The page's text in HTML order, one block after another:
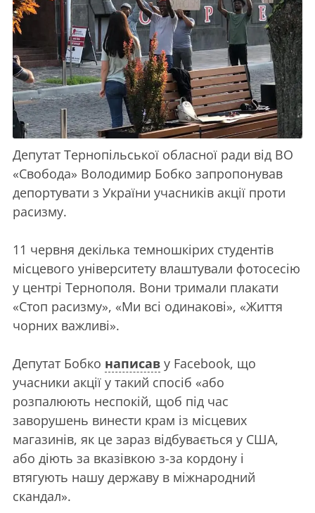
Депутат Тернопільської обласної ради від ВО
«Свобода» Володимир Бобко запропонував
депортувати з України учасників акції проти
расизму.
11 червня декілька темношкірих студентів
місцевого університету влаштували фотосесію
у центрі Тернополя. Вони тримали плакати
«Стоп расизму», «Ми всі одинакові», «Життя
чорних важливі».
Депутат Бобко написав у Facebook, що
учасники акції у такий спосіб «або
розпалюють неспокій, щоб під час
заворушень винести крам із місцевих
магазинів, як це зараз відбувається у США,
або діють за вказівкою з-за кордону і
втягують нашу державу в міжнародний
скандал».